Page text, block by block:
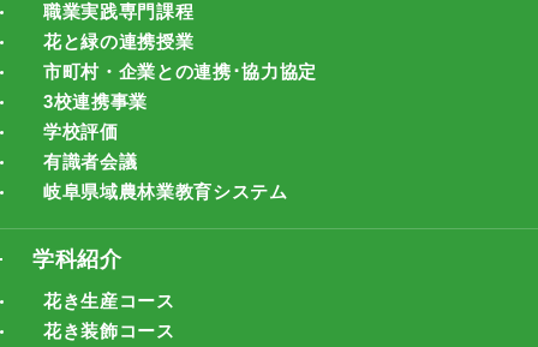
職業実践専門課程
花と緑の連携授業
市町村・企業との連携･協力協定
3校連携事業
学校評価
有識者会議
岐阜県域農林業教育システム
学科紹介
花き生産コース
花き装飾コース